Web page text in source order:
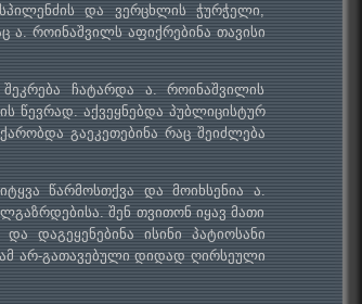
და ვერცხლის ჭურჭელი,
ა. როინაშვილს აფიქრებინა თავისი
ჩატარდა ა. როინაშვილის
წევრად. აქვეყნებდა პუბლიცისტურ
გაეკეთებინა რაც შეიძლება
წარმოსთქვა და მოიხსენია ა.
შენ თვითონ იყავ მათი
დაგეყენებინა ისინი პატიოსანი
არ-გათავებული დიდად ღირსეული